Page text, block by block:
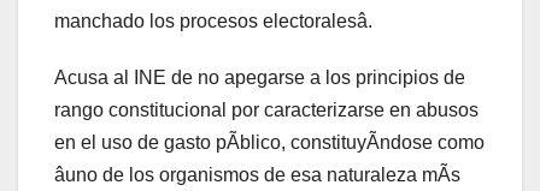
manchado los procesos electoralesâ.
Acusa al INE de no apegarse a los principios de
rango constitucional por caracterizarse en abusos
en el uso de gasto pÃblico, constituyÃndose como
âuno de los organismos de esa naturaleza mÃs